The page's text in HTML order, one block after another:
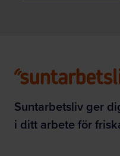
Suntarbetsliv ger
i ditt arbete för